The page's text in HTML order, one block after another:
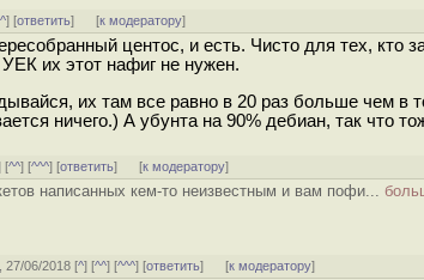
] [ответить] [к модератору]
центос, и есть. Чисто для тех, кто
их этот нафиг не нужен.
их там все равно в 20 раз больше чем в
ничего.) А убунта на 90% дебиан, так что
[^^] [^^^] [ответить] [к модератору]
написанных кем-то неизвестным и вам пофи...
27/06/2018 [^] [^^] [^^^] [ответить] [к модератору]